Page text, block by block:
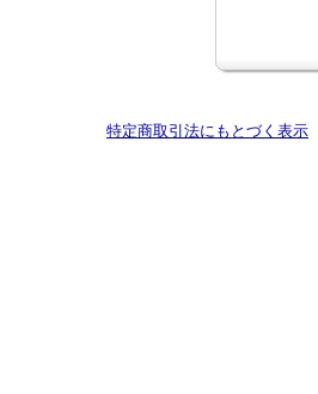
特定商取引法にもとづく表示